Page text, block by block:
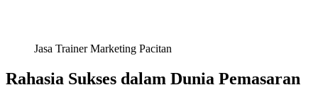
Jasa Trainer Marketing Pacitan
Rahasia Sukses dalam Dunia Pemasaran